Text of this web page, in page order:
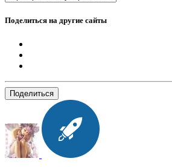
Поделиться на другие сайты
Поделиться